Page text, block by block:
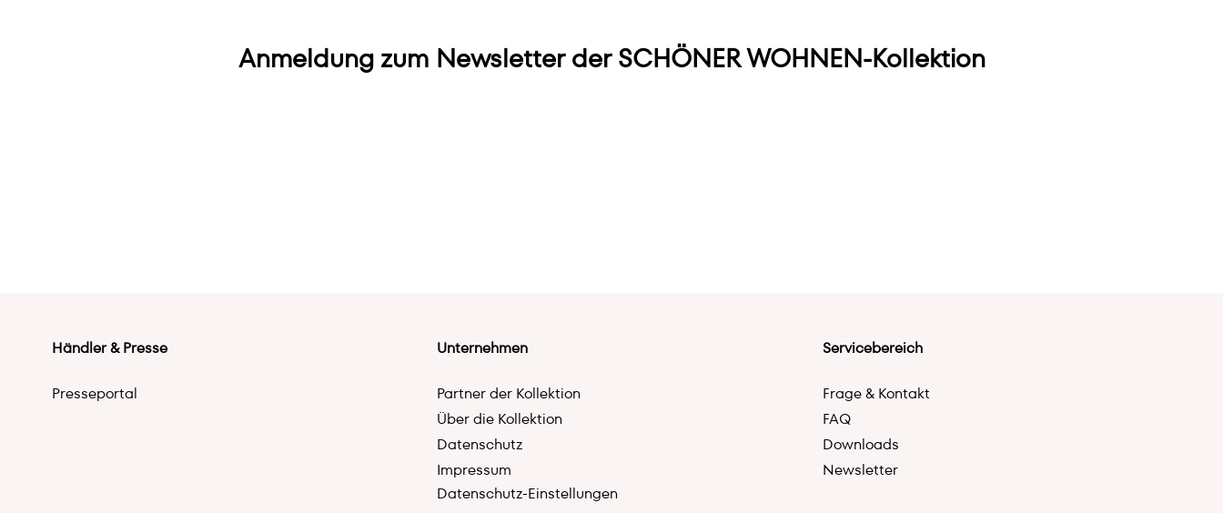
Anmeldung zum Newsletter der SCHÖNER WOHNEN-Kollektion
Händler & Presse
Presseportal
Unternehmen
Partner der Kollektion
Über die Kollektion
Datenschutz
Impressum
Datenschutz-Einstellungen
Servicebereich
Frage & Kontakt
FAQ
Downloads
Newsletter